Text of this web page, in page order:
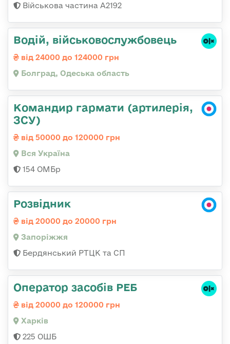
Військова частина А2192
Водій, військовослужбовець
від 24000 до 124000 грн
Болград, Одеська область
Командир гармати (артилерія,
ЗСУ)
від 50000 до 120000 грн
Вся Україна
154 ОМБр
Розвідник
від 20000 до 20000 грн
Запоріжжя
Бердянський РТЦК та СП
Оператор засобів РЕБ
від 20000 до 120000 грн
Харків
225 ОШБ